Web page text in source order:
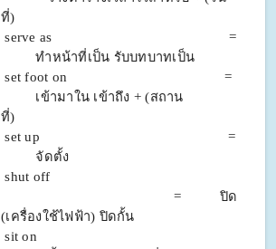
ที่)
serve as =
ทำหน้าที่เป็น รับบทบาทเป็น
set foot on =
เข้ามาใน เข้าถึง + (สถาน
ที่)
set up =
จัดตั้ง
shut off
= ปิด
(เครื่องใช้ไฟฟ้า) ปิดกั้น
sit on